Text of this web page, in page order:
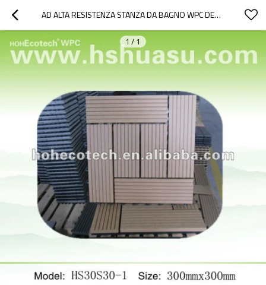
AD ALTA RESISTENZA STANZA DA BAGNO WPC DECKING PIASTRELLE/MATTONELLE DIY/PIASTRELLE DI CERAMICA PAVIMENTO
1 / 1